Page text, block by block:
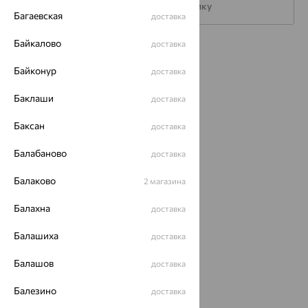
Подписаться на рассылку
Покупателям
О нас
Магазины и доставка г. Липецк
еще 3
Другие города
Заказать звонок
Багаевская доставка
Байкалово доставка
Байконур доставка
Баклаши доставка
Баксан доставка
Балабаново доставка
Балаково 2 магазина
Балахна доставка
Балашиха доставка
Балашов доставка
Балезино доставка